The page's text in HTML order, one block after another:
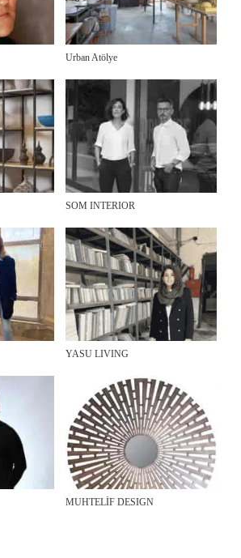
Urban Atölye
SOM INTERIOR
YASU LIVING
MUHTELİF DESIGN